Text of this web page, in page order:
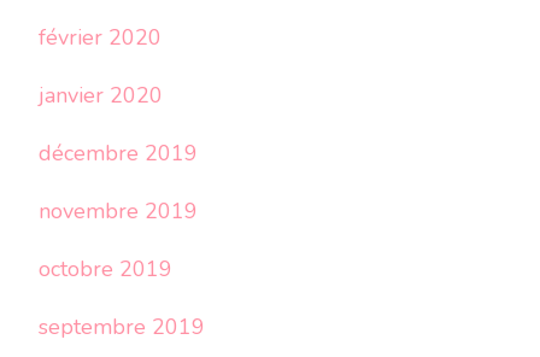
février 2020
janvier 2020
décembre 2019
novembre 2019
octobre 2019
septembre 2019